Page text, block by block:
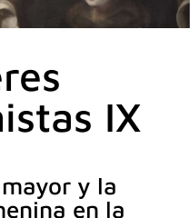
IX
y la
en la